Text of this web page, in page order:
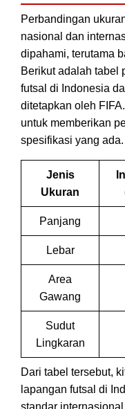
Perbandingan
nasional dan
dipahami, terutama
Berikut adalah tabel
futsal di Indonesia
ditetapkan oleh
untuk memberikan
spesifikasi yang ada.
Jenis
Ukuran
Panjang
Lebar
Area
Gawang
Sudut
Lingkaran
Dari tabel tersebut,
lapangan futsal di
standar